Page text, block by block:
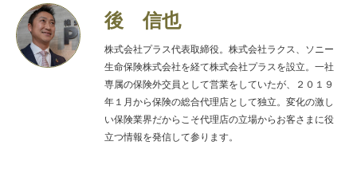
後 信也
株式会社プラス代表取締役。株式会社ラクス、ソニー
生命保険株式会社を経て株式会社プラスを設立。一社
専属の保険外交員として営業をしていたが、２０１９
年１月から保険の総合代理店として独立。変化の激し
い保険業界だからこそ代理店の立場からお客さまに役
立つ情報を発信して参ります。